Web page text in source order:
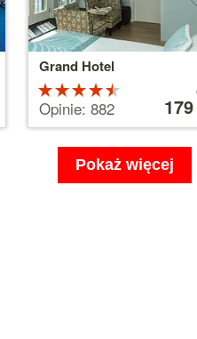
Grand Hotel
4.5 na 5
gwiazdek
Opinie: 882 179 €
Pokaż więcej